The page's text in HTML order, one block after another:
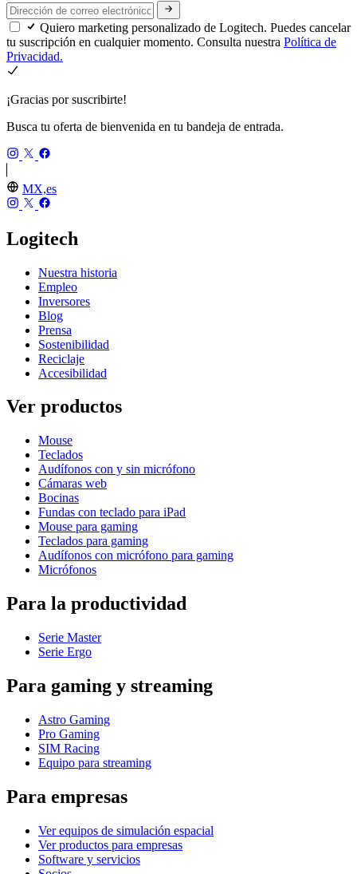
Quiero marketing personalizado de Logitech. Puedes cancelar
tu suscripción en cualquier momento. Consulta nuestra Política de
Privacidad.
¡Gracias por suscribirte!
Busca tu oferta de bienvenida en tu bandeja de entrada.
MX,es
Logitech
Nuestra historia
Empleo
Inversores
Blog
Prensa
Sostenibilidad
Reciclaje
Accesibilidad
Ver productos
Mouse
Teclados
Audífonos con y sin micrófono
Cámaras web
Bocinas
Fundas con teclado para iPad
Mouse para gaming
Teclados para gaming
Audífonos con micrófono para gaming
Micrófonos
Para la productividad
Serie Master
Serie Ergo
Para gaming y streaming
Astro Gaming
Pro Gaming
SIM Racing
Equipo para streaming
Para empresas
Ver equipos de simulación espacial
Ver productos para empresas
Software y servicios